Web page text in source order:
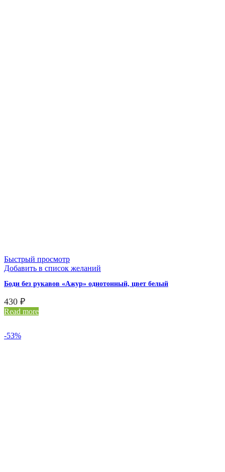
Быстрый просмотр
Добавить в список желаний
Боди без рукавов «Ажур» однотонный, цвет белый
430 ₽
Read more
-53%